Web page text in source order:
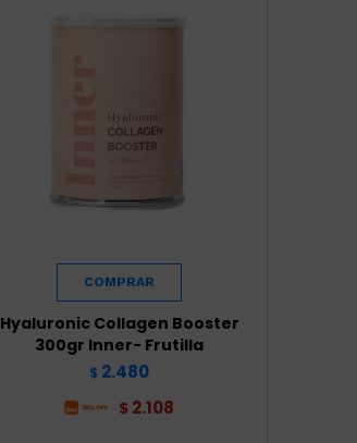
Hyaluronic Collagen Booster
300gr Inner- Frutilla
$ 2.480
$ 2.108